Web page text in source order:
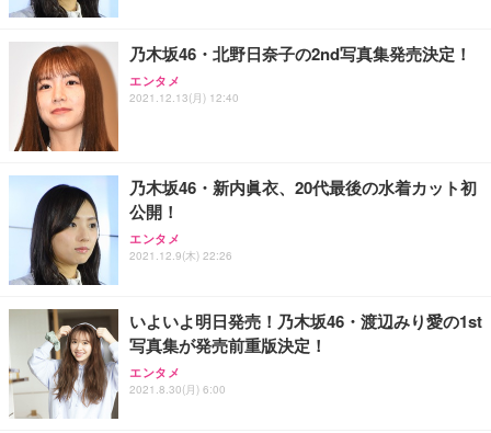
乃木坂46・北野日奈子の2nd写真集発売決定！
エンタメ
2021.12.13(月) 12:40
乃木坂46・新内眞衣、20代最後の水着カット初
公開！
エンタメ
2021.12.9(木) 22:26
いよいよ明日発売！乃木坂46・渡辺みり愛の1st
写真集が発売前重版決定！
エンタメ
2021.8.30(月) 6:00